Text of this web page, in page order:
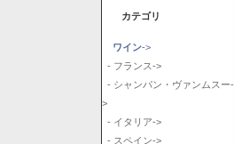
カテゴリ
ワイン->
- フランス->
- シャンパン・ヴァンムスー-
>
- イタリア->
- スペイン->